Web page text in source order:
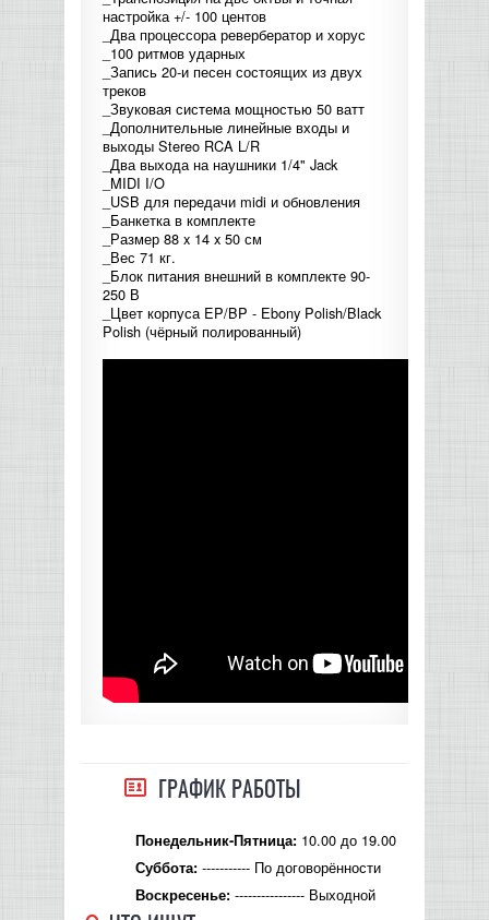
КОНТРОЛЛЕРЫ АС И КРОССОВЕРЫ
НАУШНИКИ
настройка +/- 100 центов
_Два процессора ревербератор и хорус
_100 ритмов ударных
_Запись 20-и песен состоящих из двух
треков
_Звуковая система мощностью 50 ватт
_Дополнительные линейные входы и
выходы Stereo RCA L/R
_Два выхода на наушники 1/4" Jack
_MIDI I/O
_USB для передачи midi и обновления
_Банкетка в комплекте
_Размер 88 x 14 x 50 см
_Вес 71 кг.
_Блок питания внешний в комплекте 90-
250 В
_Цвет корпуса EP/BP - Ebony Polish/Black
Polish (чёрный полированный)
ГРАФИК РАБОТЫ
Понедельник-Пятница: 10.00 до 19.00
Суббота: ----------- По договорённости
Воскресенье: ---------------- Выходной